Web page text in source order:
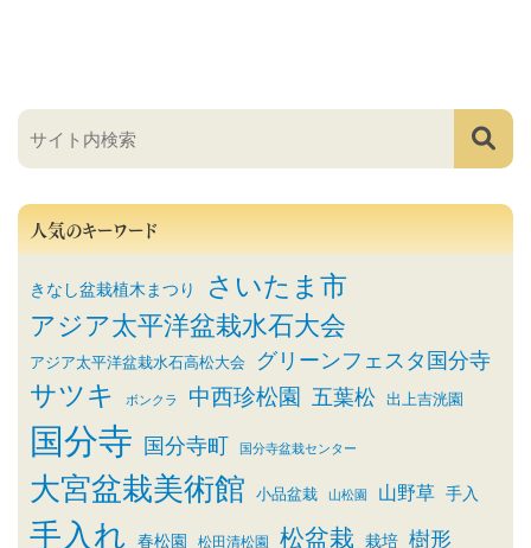
人気のキーワード
きなし盆栽植木まつり さいたま市
アジア太平洋盆栽水石大会
アジア太平洋盆栽水石高松大会 グリーンフェスタ国分寺
サツキ ボンクラ 中西珍松園 五葉松 出上吉洸園
国分寺 国分寺町 国分寺盆栽センター
大宮盆栽美術館 小品盆栽 山松園 山野草 手入
手入れ 春松園 松田清松園 松盆栽 栽培 樹形